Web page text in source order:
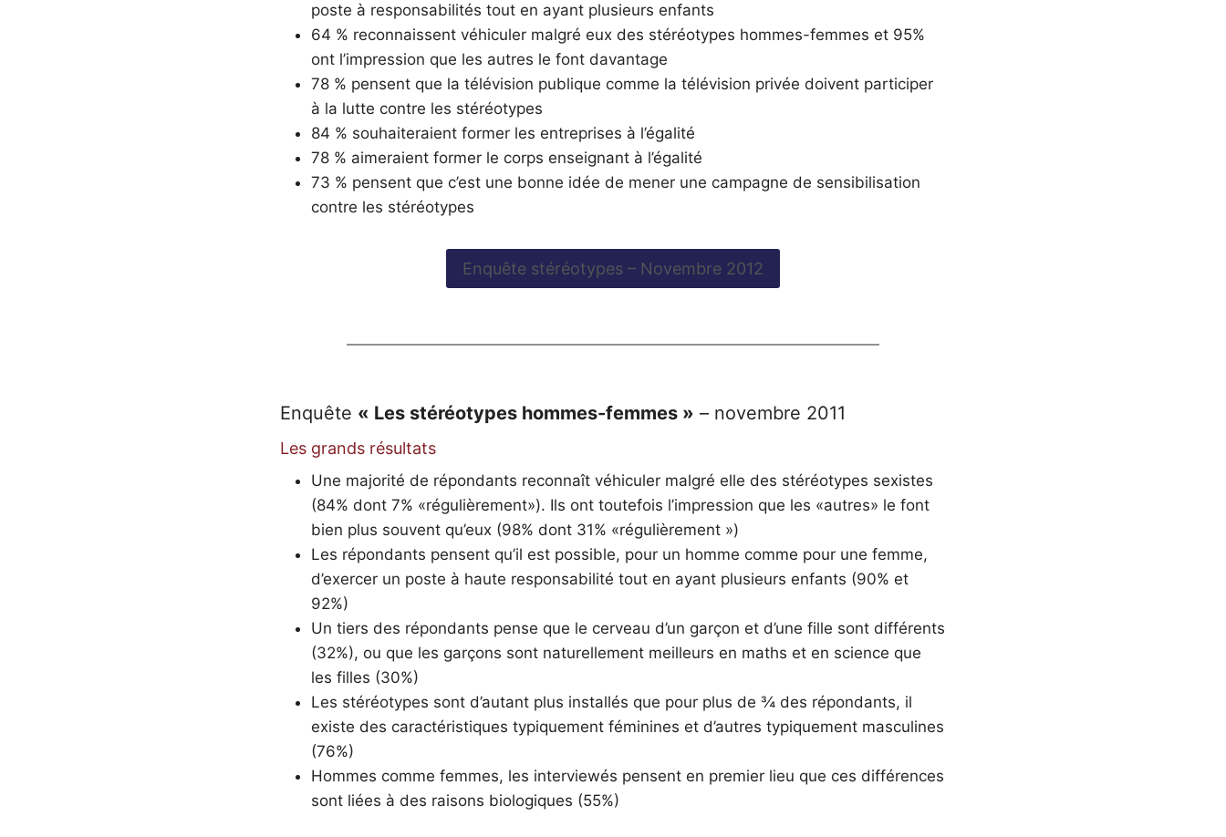
poste à responsabilités tout en ayant plusieurs enfants
64 % reconnaissent véhiculer malgré eux des stéréotypes hommes-femmes et 95%
ont l’impression que les autres le font davantage
78 % pensent que la télévision publique comme la télévision privée doivent participer
à la lutte contre les stéréotypes
84 % souhaiteraient former les entreprises à l’égalité
78 % aimeraient former le corps enseignant à l’égalité
73 % pensent que c’est une bonne idée de mener une campagne de sensibilisation
contre les stéréotypes
Enquête stéréotypes – Novembre 2012
Enquête « Les stéréotypes hommes-femmes » – novembre 2011
Les grands résultats
Une majorité de répondants reconnaît véhiculer malgré elle des stéréotypes sexistes
(84% dont 7% «régulièrement»). Ils ont toutefois l’impression que les «autres» le font
bien plus souvent qu’eux (98% dont 31% «régulièrement »)
Les répondants pensent qu’il est possible, pour un homme comme pour une femme,
d’exercer un poste à haute responsabilité tout en ayant plusieurs enfants (90% et
92%)
Un tiers des répondants pense que le cerveau d’un garçon et d’une fille sont différents
(32%), ou que les garçons sont naturellement meilleurs en maths et en science que
les filles (30%)
Les stéréotypes sont d’autant plus installés que pour plus de ¾ des répondants, il
existe des caractéristiques typiquement féminines et d’autres typiquement masculines
(76%)
Hommes comme femmes, les interviewés pensent en premier lieu que ces différences
sont liées à des raisons biologiques (55%)